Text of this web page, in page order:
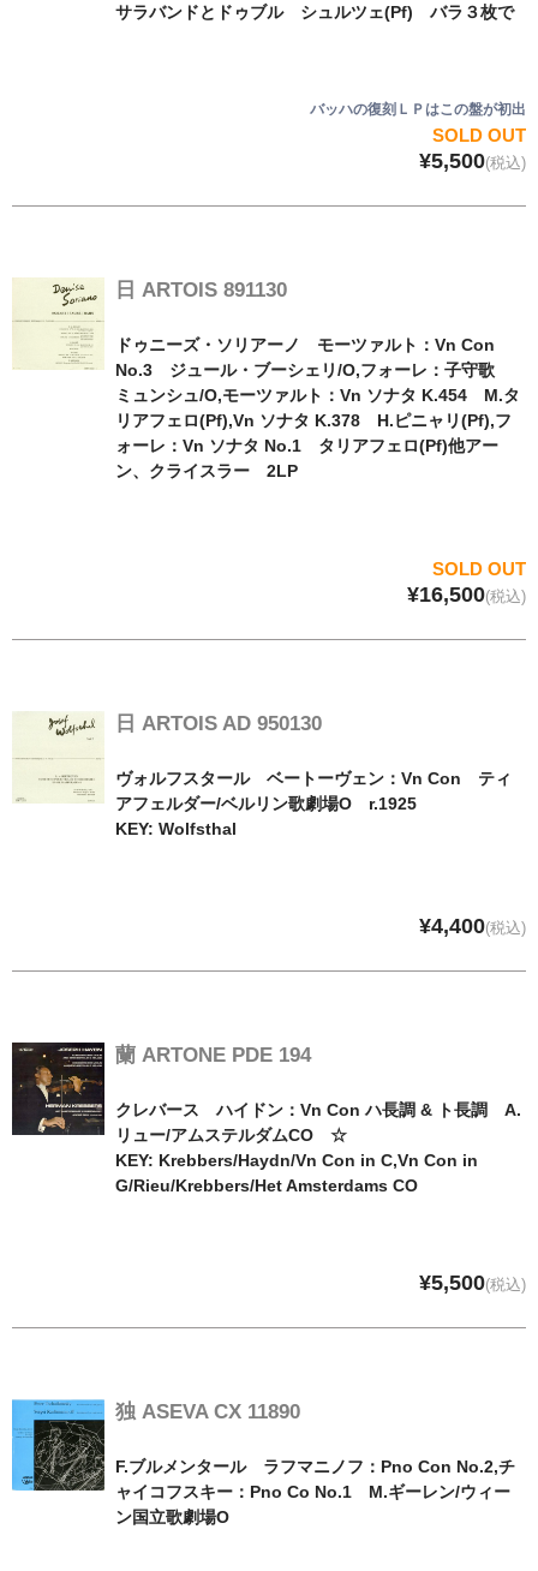
サラバンドとドゥブル シュルツェ(Pf) バラ３枚で
バッハの復刻ＬＰはこの盤が初出
SOLD OUT
¥5,500(税込)
日 ARTOIS 891130
ドゥニーズ・ソリアーノ モーツァルト：Vn Con
No.3 ジュール・ブーシェリ/O,フォーレ：子守歌
ミュンシュ/O,モーツァルト：Vn ソナタ K.454 M.タ
リアフェロ(Pf),Vn ソナタ K.378 H.ピニャリ(Pf),フ
ォーレ：Vn ソナタ No.1 タリアフェロ(Pf)他アー
ン、クライスラー 2LP
SOLD OUT
¥16,500(税込)
日 ARTOIS AD 950130
ヴォルフスタール ベートーヴェン：Vn Con ティ
アフェルダー/ベルリン歌劇場O r.1925
KEY: Wolfsthal
¥4,400(税込)
蘭 ARTONE PDE 194
クレバース ハイドン：Vn Con ハ長調 & ト長調 A.
リュー/アムステルダムCO ☆
KEY: Krebbers/Haydn/Vn Con in C,Vn Con in
G/Rieu/Krebbers/Het Amsterdams CO
¥5,500(税込)
独 ASEVA CX 11890
F.ブルメンタール ラフマニノフ：Pno Con No.2,チ
ャイコフスキー：Pno Co No.1 M.ギーレン/ウィー
ン国立歌劇場O